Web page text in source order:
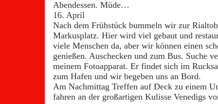
Abendessen. Müde…
16. April
Nach dem Frühstück bummeln wir zur
Markusplatz. Hier wird viel gebaut und
viele Menschen da, aber wir können einen
genießen. Auschecken und zum Bus. Suche
meinem Fotoapparat. Er findet sich im
zum Hafen und wir begeben uns an Bord.
Am Nachmittag Treffen auf Deck zu einem
fahren an der großartigen Kulisse Venedigs